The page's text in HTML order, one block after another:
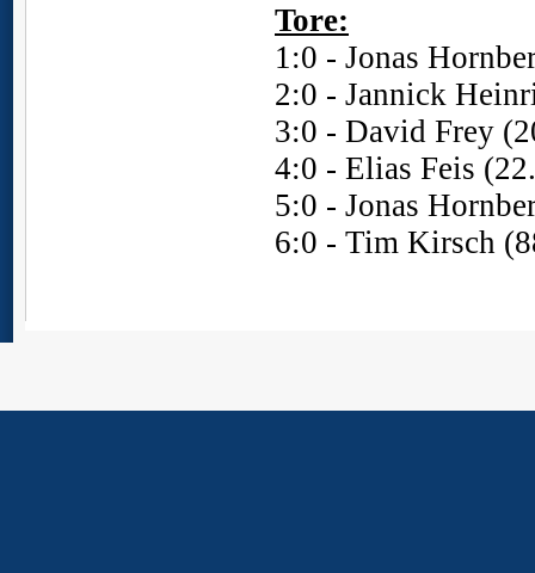
Tore:
1:0 - Jonas
2:0 - Jannick
3:0 - David Frey
4:0 - Elias Feis
5:0 - Jonas
6:0 - Tim Kirsch